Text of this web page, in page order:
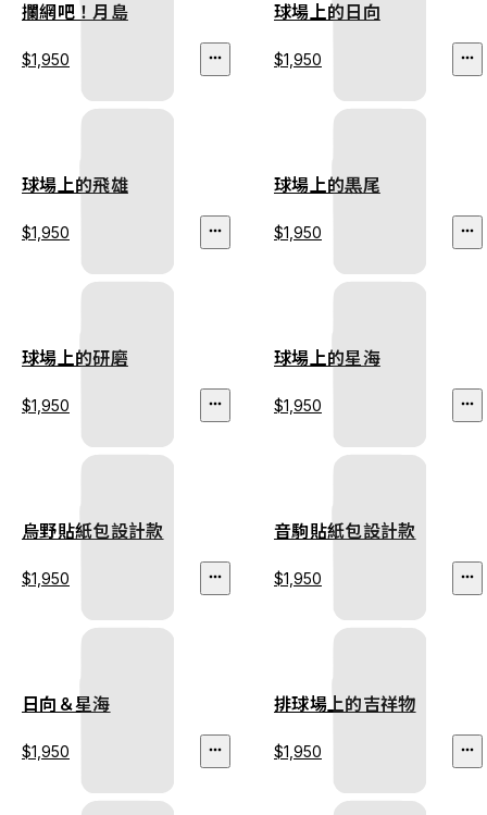
攔網吧！月島
$1,950
球場上的日向
$1,950
球場上的飛雄
$1,950
球場上的黒尾
$1,950
球場上的研磨
$1,950
球場上的星海
$1,950
烏野貼紙包設計款
$1,950
音駒貼紙包設計款
$1,950
日向＆星海
$1,950
排球場上的吉祥物
$1,950